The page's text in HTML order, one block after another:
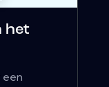
het
een